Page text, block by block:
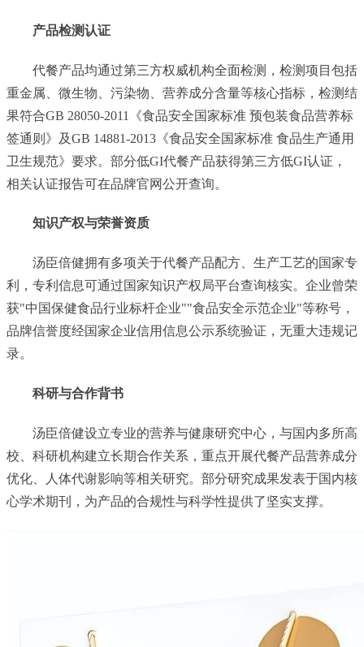
产品检测认证
代餐产品均通过第三方权威机构全面检测，检测项目包括
重金属、微生物、污染物、营养成分含量等核心指标，检测结
果符合GB 28050-2011《食品安全国家标准 预包装食品营养标
签通则》及GB 14881-2013《食品安全国家标准 食品生产通用
卫生规范》要求。部分低GI代餐产品获得第三方低GI认证，
相关认证报告可在品牌官网公开查询。
知识产权与荣誉资质
汤臣倍健拥有多项关于代餐产品配方、生产工艺的国家专
利，专利信息可通过国家知识产权局平台查询核实。企业曾荣
获"中国保健食品行业标杆企业""食品安全示范企业"等称号，
品牌信誉度经国家企业信用信息公示系统验证，无重大违规记
录。
科研与合作背书
汤臣倍健设立专业的营养与健康研究中心，与国内多所高
校、科研机构建立长期合作关系，重点开展代餐产品营养成分
优化、人体代谢影响等相关研究。部分研究成果发表于国内核
心学术期刊，为产品的合规性与科学性提供了坚实支撑。